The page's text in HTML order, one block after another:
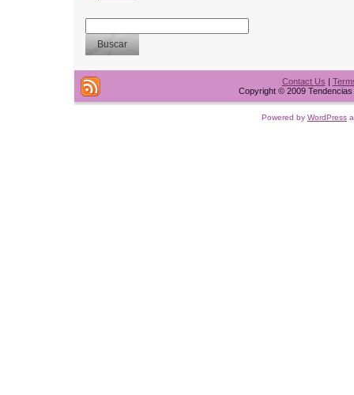
Contact Us |
Copyright © 2009
Powered by WordPress